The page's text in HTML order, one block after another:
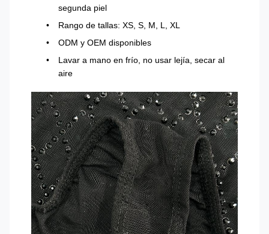
segunda piel
Rango de tallas: XS, S, M, L, XL
ODM y OEM disponibles
Lavar a mano en frío, no usar lejía, secar al
aire